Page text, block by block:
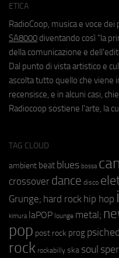
ETICA
RadioCoop, musica e voce
SA8000 diventando così "la
della comunicazione e
Dal punto di vista artistico e
ascolta tutto quello che viene
recensisce, e in alcuni casi,
Radiocoop sostiene l'arte, la
TAG CLOUD
ambient beat blues bossa
crossover dance disco
Grunge; hard rock hip hop
kimura laPOP lounge metal;
pop post rock prog
rock rockabilly ska soul